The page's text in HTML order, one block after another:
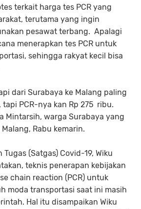
terkait harga tes PCR yang
terutama yang ingin
pesawat terbang. Apalagi
menerapkan tes PCR untuk
sehingga rakyat kecil bisa
dari Surabaya ke Malang paling
tapi PCR-nya kan Rp 275 ribu.
Mintarsih, warga Surabaya yang
Rabu kemarin.
(Satgas) Covid-19, Wiku
teknis penerapan kebijakan
chain reaction (PCR) untuk
moda transportasi saat ini masih
Hal itu disampaikan Wiku